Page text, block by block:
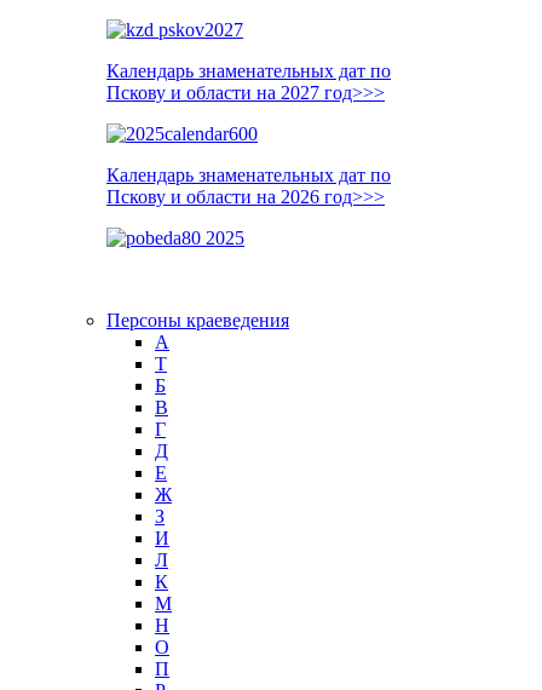
Календарь знаменательных дат по
Пскову и области на 2027 год>>>
Календарь знаменательных дат по
Пскову и области на 2026 год>>>
Персоны краеведения
А
T
Б
В
Г
Д
Е
Ж
З
И
Л
К
М
Н
О
П